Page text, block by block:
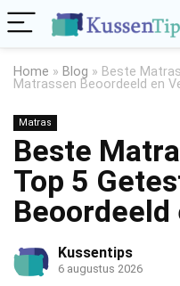
Home » Blog » Beste
Matrassen Beoordeeld en
Matras
Beste
Top 5
Kussentips
6 augustus 2026